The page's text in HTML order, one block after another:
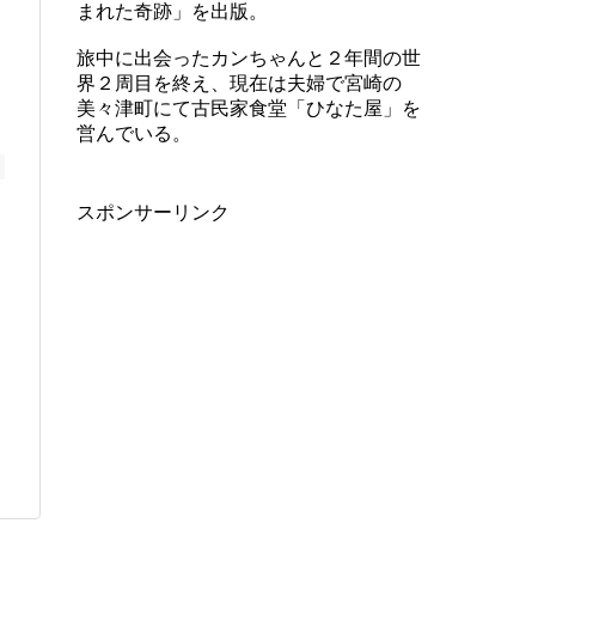
まれた奇跡」を出版。
旅中に出会ったカンちゃんと２年間の世
界２周目を終え、現在は夫婦で宮崎の
美々津町にて古民家食堂「ひなた屋」を
営んでいる。
スポンサーリンク